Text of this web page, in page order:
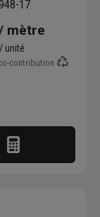
17
mètre
/ unité
contribution